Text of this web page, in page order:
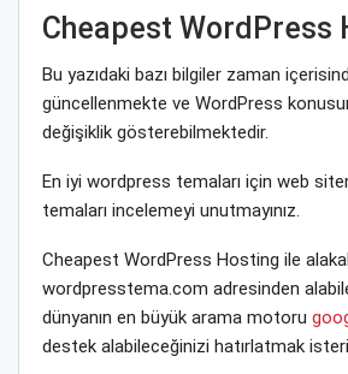
Cheapest WordPress
Bu yazıdaki bazı bilgiler zaman
güncellenmekte ve WordPress
değişiklik gösterebilmektedir.
En iyi wordpress temaları için web
temaları incelemeyi unutmayınız.
Cheapest WordPress Hosting ile
wordpresstema.com adresinden
dünyanın en büyük arama motoru
destek alabileceğinizi hatırlatmak